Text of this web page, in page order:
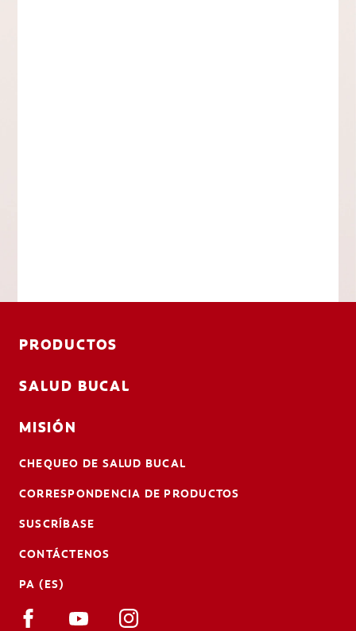
PRODUCTOS
SALUD BUCAL
MISIÓN
CHEQUEO DE SALUD BUCAL
CORRESPONDENCIA DE PRODUCTOS
SUSCRÍBASE
CONTÁCTENOS
PA (ES)